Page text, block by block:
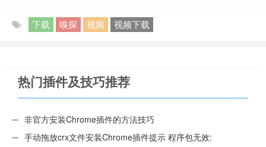
下载 嗅探 视频 视频下载
热门插件及技巧推荐
非官方安装Chrome插件的方法技巧
手动拖放crx文件安装Chrome插件提示 程序包无效: